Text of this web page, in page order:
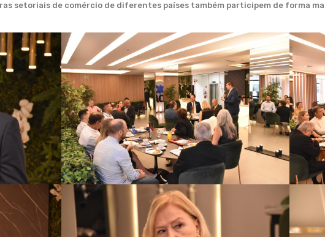
setoriais de comércio de diferentes países também participem de forma